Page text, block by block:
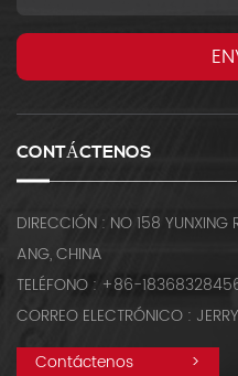
CONTÁCTENOS
DIRECCIÓN : NO 158 YUNXING
ANG, CHINA
TELÉFONO : +86-
CORREO ELECTRÓNICO :
Contáctenos
>